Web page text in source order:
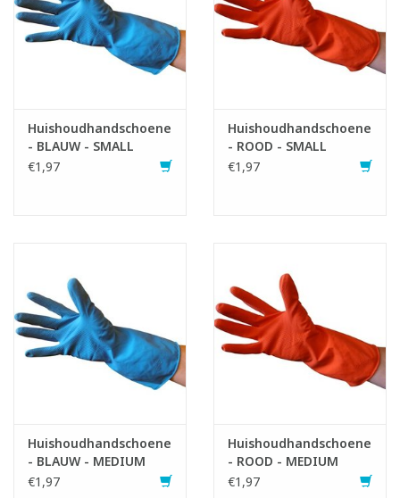
Huishoudhandschoenen
- BLAUW - SMALL
€1,97
Huishoudhandschoenen
- ROOD - SMALL
€1,97
Huishoudhandschoenen
- BLAUW - MEDIUM
€1,97
Huishoudhandschoenen
- ROOD - MEDIUM
€1,97